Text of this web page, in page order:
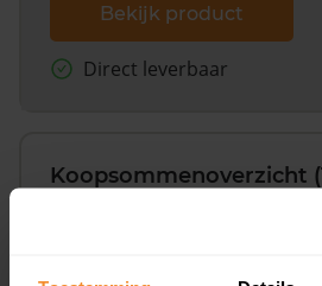
Bekijk product
Direct leverbaar
Koopsommenoverzicht